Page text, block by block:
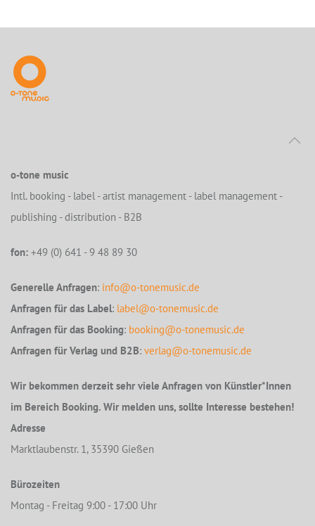
o-tone music
Intl. booking - label - artist management - label management -
publishing - distribution - B2B
fon: +49 (0) 641 - 9 48 89 30
Generelle Anfragen: info@o-tonemusic.de
Anfragen für das Label: label@o-tonemusic.de
Anfragen für das Booking: booking@o-tonemusic.de
Anfragen für Verlag und B2B: verlag@o-tonemusic.de
Wir bekommen derzeit sehr viele Anfragen von Künstler*Innen
im Bereich Booking. Wir melden uns, sollte Interesse bestehen!
Adresse
Marktlaubenstr. 1, 35390 Gießen
Bürozeiten
Montag - Freitag 9:00 - 17:00 Uhr